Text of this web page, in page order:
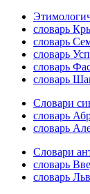
словарь
словарь
словарь
словарь
словарь
Словари
словарь
словарь
Словари
словарь
словарь